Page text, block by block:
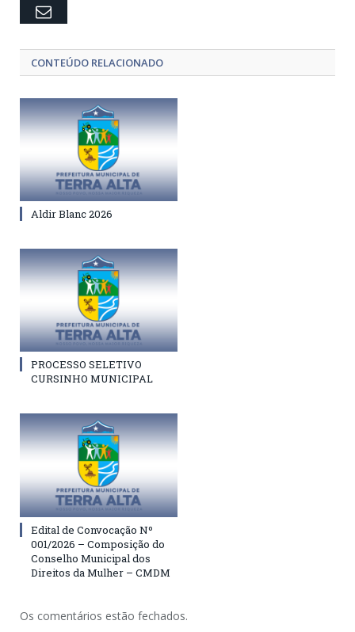
Email
CONTEÚDO RELACIONADO
Aldir Blanc 2026
PROCESSO SELETIVO
CURSINHO MUNICIPAL
Edital de Convocação Nº
001/2026 – Composição do
Conselho Municipal dos
Direitos da Mulher – CMDM
Os comentários estão fechados.